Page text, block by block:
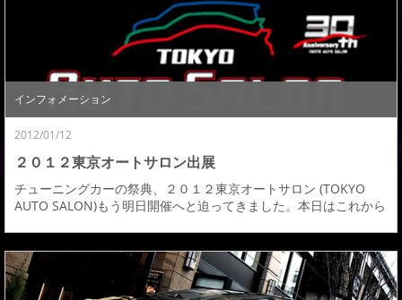
インフォメーション
2012/01/12
２０１２東京オートサロン出展
チューニングカーの祭典、２０１２東京オートサロン (TOKYO
AUTO SALON)もう明日開催へと迫ってきました。本日はこれから
ルコーディネイトされた車両として展示いたしますので是非皆
様、来場の際はアドミレイションブースまでお越し下さい。展示
車両ヴェルファイア後期（黒）エアロ：「...